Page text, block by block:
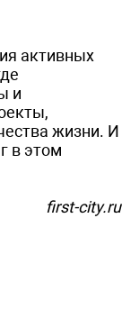
активных
и
жизни. И
в этом
first-city.ru